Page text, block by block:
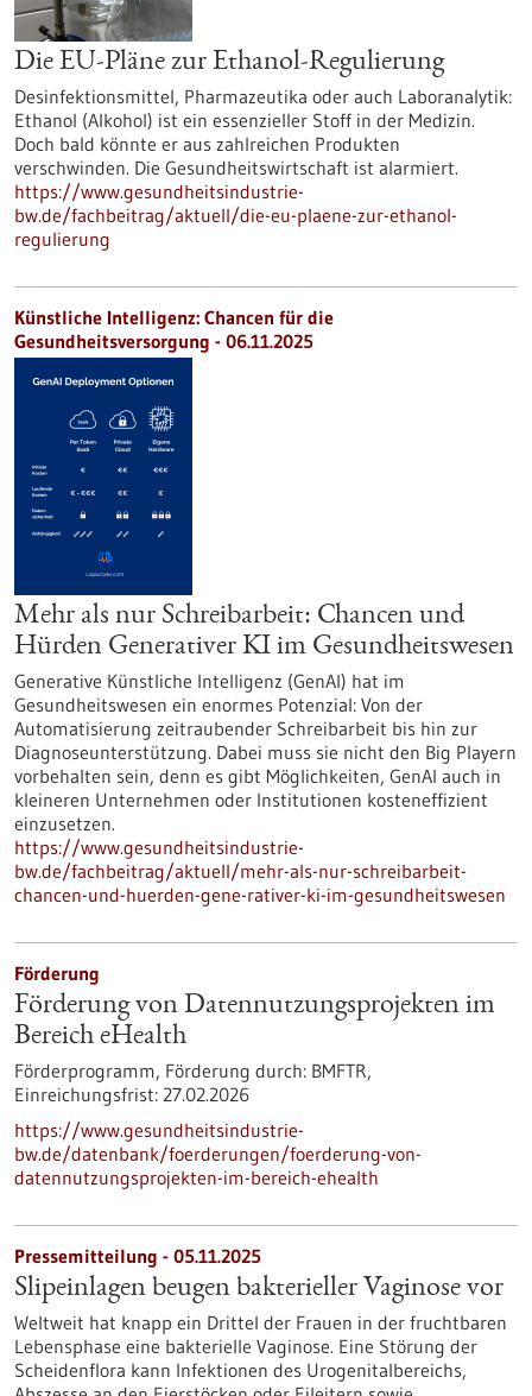
Die EU-Pläne zur Ethanol-Regulierung
Desinfektionsmittel, Pharmazeutika oder auch Laboranalytik:
Ethanol (Alkohol) ist ein essenzieller Stoff in der Medizin.
Doch bald könnte er aus zahlreichen Produkten
verschwinden. Die Gesundheitswirtschaft ist alarmiert.
https://www.gesundheitsindustrie-
bw.de/fachbeitrag/aktuell/die-eu-plaene-zur-ethanol-
regulierung
Künstliche Intelligenz: Chancen für die
Gesundheitsversorgung - 06.11.2025
Mehr als nur Schreibarbeit: Chancen und
Hürden Generativer KI im Gesundheitswesen
Generative Künstliche Intelligenz (GenAI) hat im
Gesundheitswesen ein enormes Potenzial: Von der
Automatisierung zeitraubender Schreibarbeit bis hin zur
Diagnoseunterstützung. Dabei muss sie nicht den Big Playern
vorbehalten sein, denn es gibt Möglichkeiten, GenAI auch in
kleineren Unternehmen oder Institutionen kosteneffizient
einzusetzen.
https://www.gesundheitsindustrie-
bw.de/fachbeitrag/aktuell/mehr-als-nur-schreibarbeit-
chancen-und-huerden-gene-rativer-ki-im-gesundheitswesen
Förderung
Förderung von Datennutzungsprojekten im
Bereich eHealth
Förderprogramm, Förderung durch: BMFTR,
Einreichungsfrist: 27.02.2026
https://www.gesundheitsindustrie-
bw.de/datenbank/foerderungen/foerderung-von-
datennutzungsprojekten-im-bereich-ehealth
Pressemitteilung - 05.11.2025
Slipeinlagen beugen bakterieller Vaginose vor
Weltweit hat knapp ein Drittel der Frauen in der fruchtbaren
Lebensphase eine bakterielle Vaginose. Eine Störung der
Scheidenflora kann Infektionen des Urogenitalbereichs,